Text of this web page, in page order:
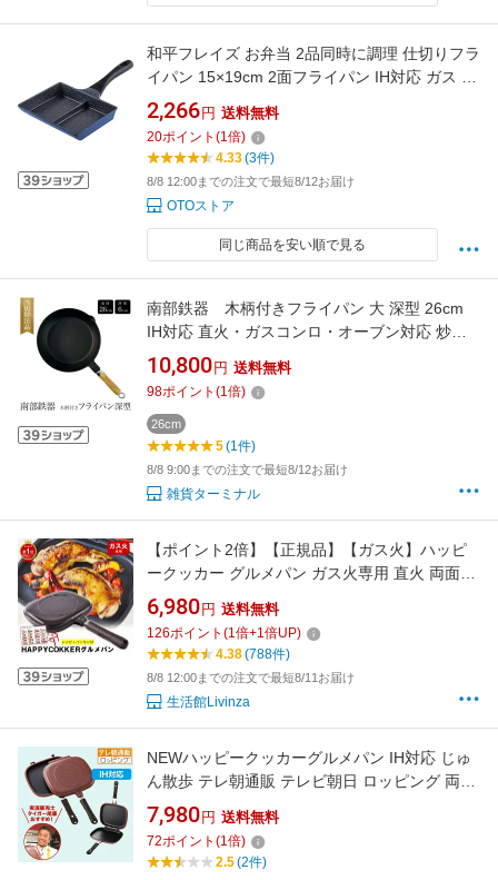
和平フレイズ お弁当 2品同時に調理 仕切りフラ
イパン 15×19cm 2面フライパン IH対応 ガス 時
短 PFOAフリー ふっ素樹脂加工 ひ
2,266 円 送料無料
20ポイント (1倍)
4.33(3件)
8/8 12:00までの注文で最短8/12お届け
OTOストア
同じ商品を安い順で見る
南部鉄器 木柄付きフライパン 大 深型 26cm
IH対応 直火・ガスコンロ・オーブン対応 炒め
鍋 フライパン 鉄鍋
10,800 円 送料無料
98ポイント (1倍)
26cm
5(1件)
8/8 9:00までの注文で最短8/12お届け
雑貨ターミナル
【ポイント2倍】【正規品】【ガス火】ハッピ
ークッカー グルメパン ガス火専用 直火 両面フ
ライパン 両面焼き フライパン グリルパン 魚焼
き器 魚焼き機 魚焼きグリル 蓋付き 魚焼きフラ
イパン ホットクッカーグルメパン ステーキ ホ
6,980 円 送料無料
126ポイント (1倍+1倍UP)
4.38(788件)
8/8 12:00までの注文で最短8/11お届け
生活館Livinza
NEWハッピークッカーグルメパン IH対応 じゅ
ん散歩 テレ朝通販 テレビ朝日 ロッピング 両面
焼き 時短 圧力効果 レシピ付き タイガー尾藤お
すすめ
7,980 円 送料無料
72ポイント (1倍)
2.5(2件)